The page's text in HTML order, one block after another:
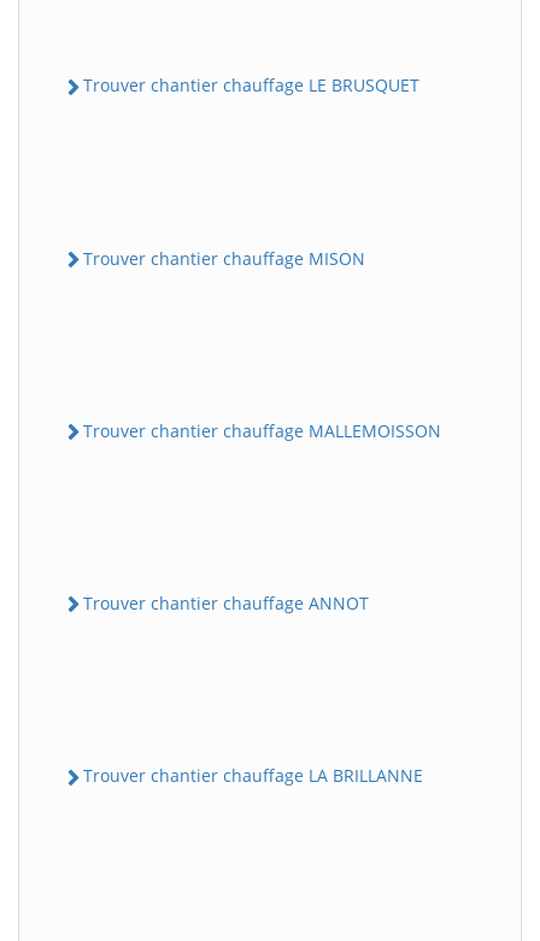
Trouver chantier chauffage LE BRUSQUET
Trouver chantier chauffage MISON
Trouver chantier chauffage MALLEMOISSON
Trouver chantier chauffage ANNOT
Trouver chantier chauffage LA BRILLANNE